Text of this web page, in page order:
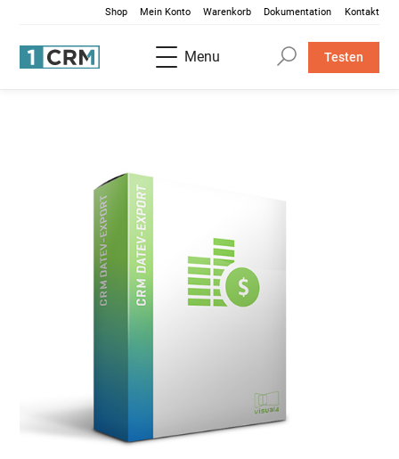
Shop Mein Konto Warenkorb Dokumentation Kontakt
Menu Testen